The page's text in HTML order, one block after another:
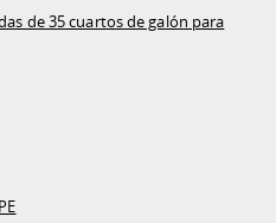
de 35 cuartos de galón para